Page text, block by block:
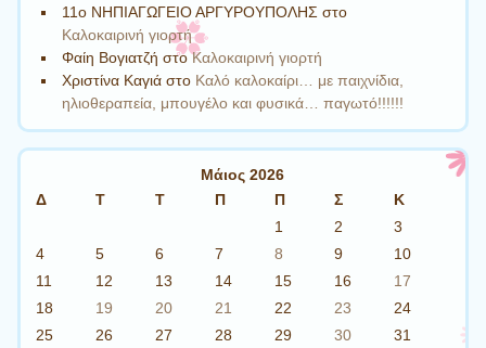
11ο ΝΗΠΙΑΓΩΓΕΙΟ ΑΡΓΥΡΟΥΠΟΛΗΣ στο
Καλοκαιρινή γιορτή
Φαίη Βογιατζή στοΚαλοκαιρινή γιορτή
Χριστίνα Καγιά στο Καλό καλοκαίρι… με παιχνίδια,
ηλιοθεραπεία, μπουγέλο και φυσικά… παγωτό!!!!!!
Μάιος 2026
Δ
Τ Τ Π Π Σ
Κ
1
2
3
4
5 6 7 8 9
10
11
12 13 14 15 16
17
18
19 20 21 22 23
24
25
26 27 28 29 30 31